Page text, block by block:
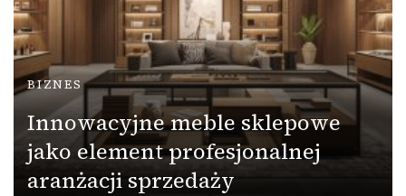
BIZNES
Innowacyjne meble sklepowe
jako element profesjonalnej
aranżacji sprzedaży